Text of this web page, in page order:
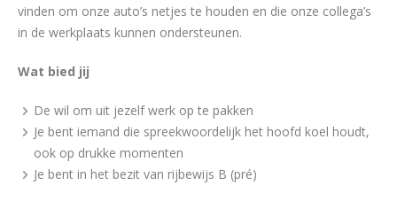
vinden om onze auto’s netjes te houden en die onze collega’s
in de werkplaats kunnen ondersteunen.
Wat bied jij
De wil om uit jezelf werk op te pakken
Je bent iemand die spreekwoordelijk het hoofd koel houdt,
ook op drukke momenten
Je bent in het bezit van rijbewijs B (pré)